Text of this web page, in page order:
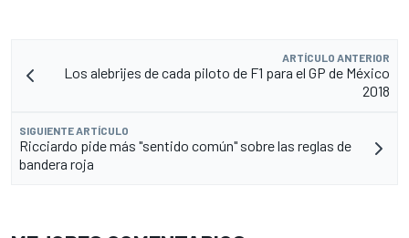
ARTÍCULO ANTERIOR
Los alebrijes de cada piloto de F1 para el GP de México
2018
SIGUIENTE ARTÍCULO
Ricciardo pide más "sentido común" sobre las reglas de
bandera roja